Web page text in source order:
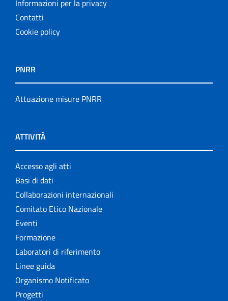
Informazioni per la privacy
Contatti
Cookie policy
PNRR
Attuazione misure PNRR
ATTIVITÀ
Accesso agli atti
Basi di dati
Collaborazioni internazionali
Comitato Etico Nazionale
Eventi
Formazione
Laboratori di riferimento
Linee guida
Organismo Notificato
Progetti